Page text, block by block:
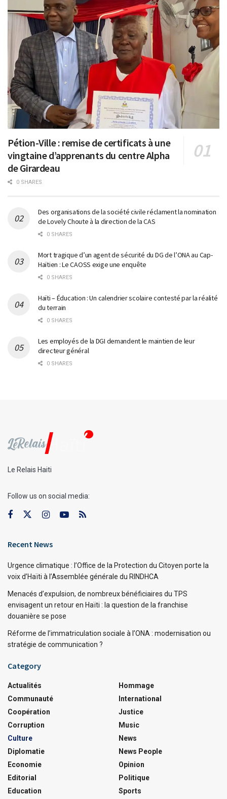
Pétion-Ville : remise de certificats à une
vingtaine d’apprenants du centre Alpha
de Girardeau
0 SHARES
Des organisations de la société civile réclament la nomination
de Lovely Choute à la direction de la CAS
0 SHARES
Mort tragique d’un agent de sécurité du DG de l’ONA au Cap-
Haïtien : Le CAOSS exige une enquête
0 SHARES
Haïti – Éducation : Un calendrier scolaire contesté par la réalité
du terrain
0 SHARES
Les employés de la DGI demandent le maintien de leur
directeur général
0 SHARES
Le Relais Haiti
Follow us on social media:
Recent News
Urgence climatique : l’Office de la Protection du Citoyen porte la
voix d’Haïti à l’Assemblée générale du RINDHCA
Menacés d’expulsion, de nombreux bénéficiaires du TPS
envisagent un retour en Haïti : la question de la franchise
douanière se pose
Réforme de l’immatriculation sociale à l’ONA : modernisation ou
stratégie de communication ?
Category
Actualités
Communauté
Coopération
Corruption
Culture
Diplomatie
Economie
Editorial
Education
Hommage
International
Justice
Music
News
News People
Opinion
Politique
Sports